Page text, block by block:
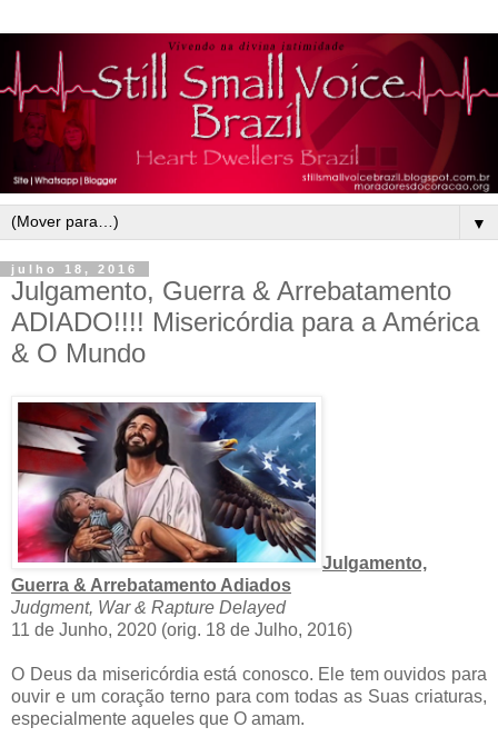
▼
julho 18, 2016
Julgamento, Guerra & Arrebatamento
ADIADO!!!! Misericórdia para a América
& O Mundo
Julgamento,
Guerra & Arrebatamento Adiados
Judgment, War & Rapture Delayed
11 de Junho, 2020 (orig. 18 de Julho, 2016)
O Deus da misericórdia está conosco. Ele tem ouvidos para
ouvir e um coração terno para com todas as Suas criaturas,
especialmente aqueles que O amam.